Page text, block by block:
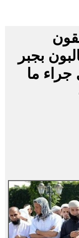
بجبر
جراء ما